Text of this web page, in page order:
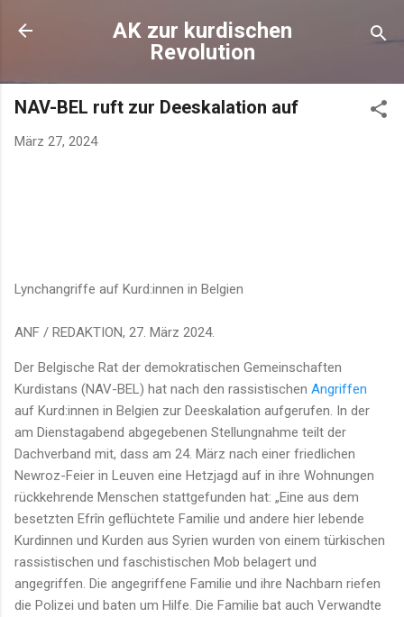
AK zur kurdischen
Revolution
NAV-BEL ruft zur Deeskalation auf
März 27, 2024
Lynchangriffe auf Kurd:innen in Belgien
ANF / REDAKTION, 27. März 2024.
Der Belgische Rat der demokratischen Gemeinschaften
Kurdistans (NAV-BEL) hat nach den rassistischen Angriffen
auf Kurd:innen in Belgien zur Deeskalation aufgerufen. In der
am Dienstagabend abgegebenen Stellungnahme teilt der
Dachverband mit, dass am 24. März nach einer friedlichen
Newroz-Feier in Leuven eine Hetzjagd auf in ihre Wohnungen
rückkehrende Menschen stattgefunden hat: „Eine aus dem
besetzten Efrîn geflüchtete Familie und andere hier lebende
Kurdinnen und Kurden aus Syrien wurden von einem türkischen
rassistischen und faschistischen Mob belagert und
angegriffen. Die angegriffene Familie und ihre Nachbarn riefen
die Polizei und baten um Hilfe. Die Familie bat auch Verwandte